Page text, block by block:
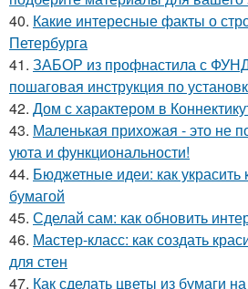
40. Какие интересные факты о
Петербурга
41. ЗАБОР из профнастила с
пошаговая инструкция по
42. Дом с характером в
43. Маленькая прихожая - это не
уюта и функциональности!
44. Бюджетные идеи: как
бумагой
45. Сделай сам: как обновить
46. Мастер-класс: как создать
для стен
47. Как сделать цветы из бумаги